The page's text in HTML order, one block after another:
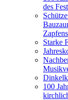
des
Starke
100